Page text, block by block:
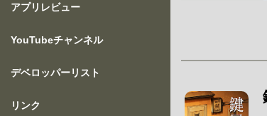
アプリレビュー
YouTubeチャンネル
デベロッパーリスト
リンク